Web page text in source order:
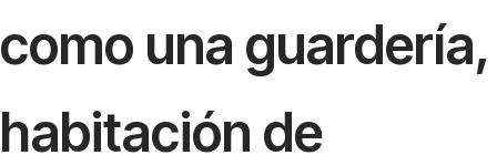
como una guardería,
habitación de